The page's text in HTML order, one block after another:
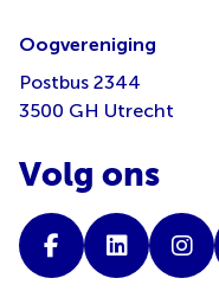
Oogvereniging
Postbus 2344
3500 GH Utrecht
Volg ons